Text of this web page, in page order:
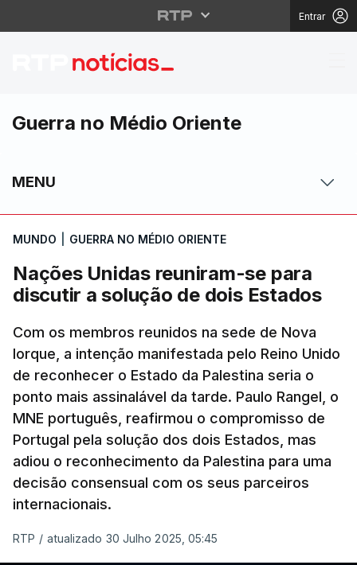
Entrar
Nações Unidas
Guerra no Médio Oriente
MENU
MUNDO GUERRA NO MÉDIO ORIENTE
Nações Unidas reuniram-se para
discutir a solução de dois Estados
Com os membros reunidos na sede de Nova
Iorque, a intenção manifestada pelo Reino Unido
de reconhecer o Estado da Palestina seria o
ponto mais assinalável da tarde. Paulo Rangel, o
MNE português, reafirmou o compromisso de
Portugal pela solução dos dois Estados, mas
adiou o reconhecimento da Palestina para uma
decisão consensual com os seus parceiros
internacionais.
RTP / atualizado 30 Julho 2025, 05:45